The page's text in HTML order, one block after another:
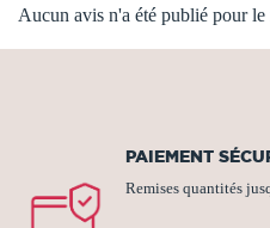
Aucun avis n'a été publié pour le
PAIEMENT
Remises quantités